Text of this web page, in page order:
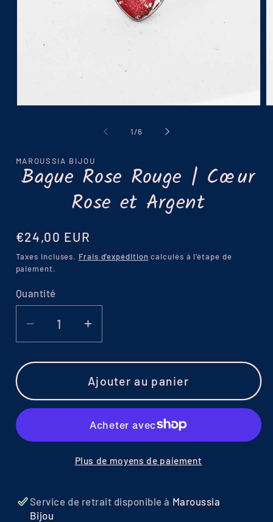
fenêtre
modale
1/de
6
MAROUSSIA BIJOU
Bague Rose Rouge | Cœur
Rose et Argent
Prix
habituel
€24,00 EUR
Taxes incluses. Frais d'expédition calculés à l'étape de
paiement.
Quantité
Réduire
la
quantité
Bague
Rose
|
et
Argent
Augmenter
la
quantité
de
Bague
Rose
Rouge
|
Cœur
et
Argent
Ajouter au panier
Plus de moyens de paiement
Service de retrait disponible à Maroussia
Bijou